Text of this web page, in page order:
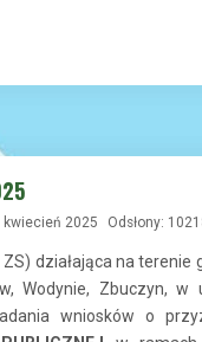
kwiecień 2025 Odsłony:
ZS) działająca na
Wodynie, Zbuczyn,
wniosków o